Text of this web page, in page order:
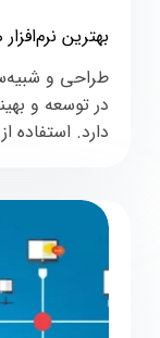
بهترین
طراحی و
در توسعه و
دارد. استفاده